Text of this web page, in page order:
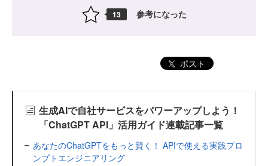
13 参考になった
ポスト
生成AIで自社サービスをパワーアップしよう！
「ChatGPT API」活用ガイド連載記事一覧
あなたのChatGPTをもっと賢く！ APIで使える実践プロ
ンプトエンジニアリング